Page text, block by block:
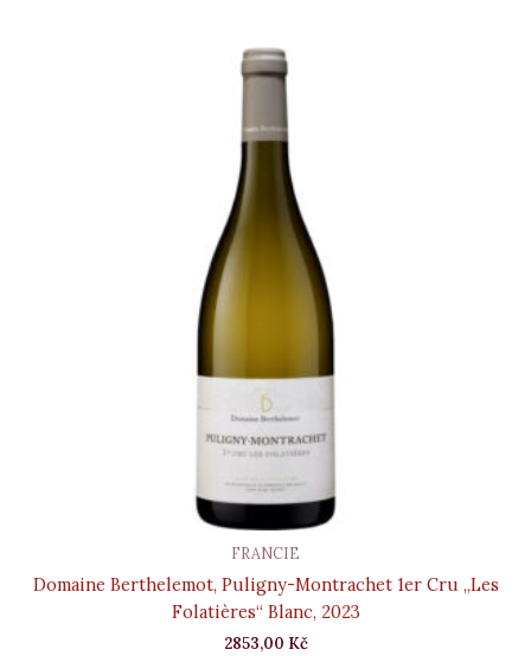
FRANCIE
Domaine Berthelemot, Puligny-Montrachet 1er Cru „Les
Folatières“ Blanc, 2023
2853,00 Kč